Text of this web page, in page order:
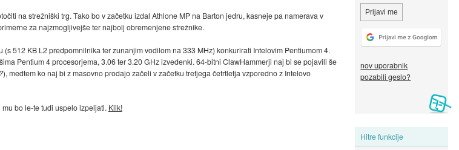
nov uporabnik
pozabili geslo?
Hitre funkcije
na strežniški trg. Tako bo v začetku izdal Athlone MP na Barton jedru, kasneje pa namerava v
za najzmogljivejše ter najbolj obremenjene strežnike.
512 KB L2 predpomnilnika ter zunanjim vodilom na 333 MHz) konkurirati Intelovim Pentiumom 4.
Pentium 4 procesorjema, 3.06 ter 3.20 GHz izvedenki. 64-bitni ClawHammerji naj bi se pojavili še
), medtem ko naj bi z masovno prodajo začeli v začetku tretjega četrtletja vzporedno z Intelovo
bo le-te tudi uspelo izpeljati. Klik!